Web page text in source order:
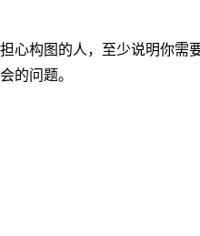
心构图的人，至少说明你需
的问题。